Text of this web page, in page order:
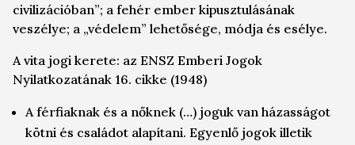
civilizációban”; a fehér ember kipusztulásának
veszélye; a „védelem” lehetősége, módja és esélye.
A vita jogi kerete: az ENSZ Emberi Jogok
Nyilatkozatának 16. cikke (1948)
Aférfiaknak és a nőknek (…) joguk van házasságot
kötni és családot alapítani. Egyenlő jogok illetik